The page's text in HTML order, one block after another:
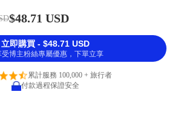
$48.71 USD
立即購買 - $48.71 USD
受博主粉絲專屬優惠，下單立享
累計服務 100,000 + 旅行者
付款過程保證安全